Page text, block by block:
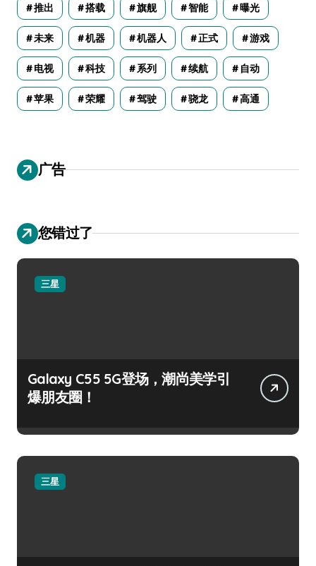
推出 搭载 旗舰 智能 曝光
未来 机器 机器人 正式 游戏
电视 科技 系列 续航 自动
苹果 荣耀 驾驶 骁龙 高通
广告
您错过了
三星
Galaxy C55 5G登场，潮尚美学引
爆朋友圈！
三星